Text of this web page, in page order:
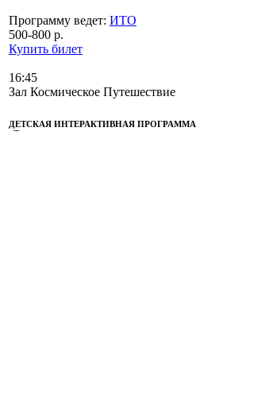
Программу ведет: ИТО
500-800 р.
Купить билет
16:45
Зал Космическое Путешествие
ДЕТСКАЯ ИНТЕРАКТИВНАЯ ПРОГРАММА
«Таинственные спутники планет»